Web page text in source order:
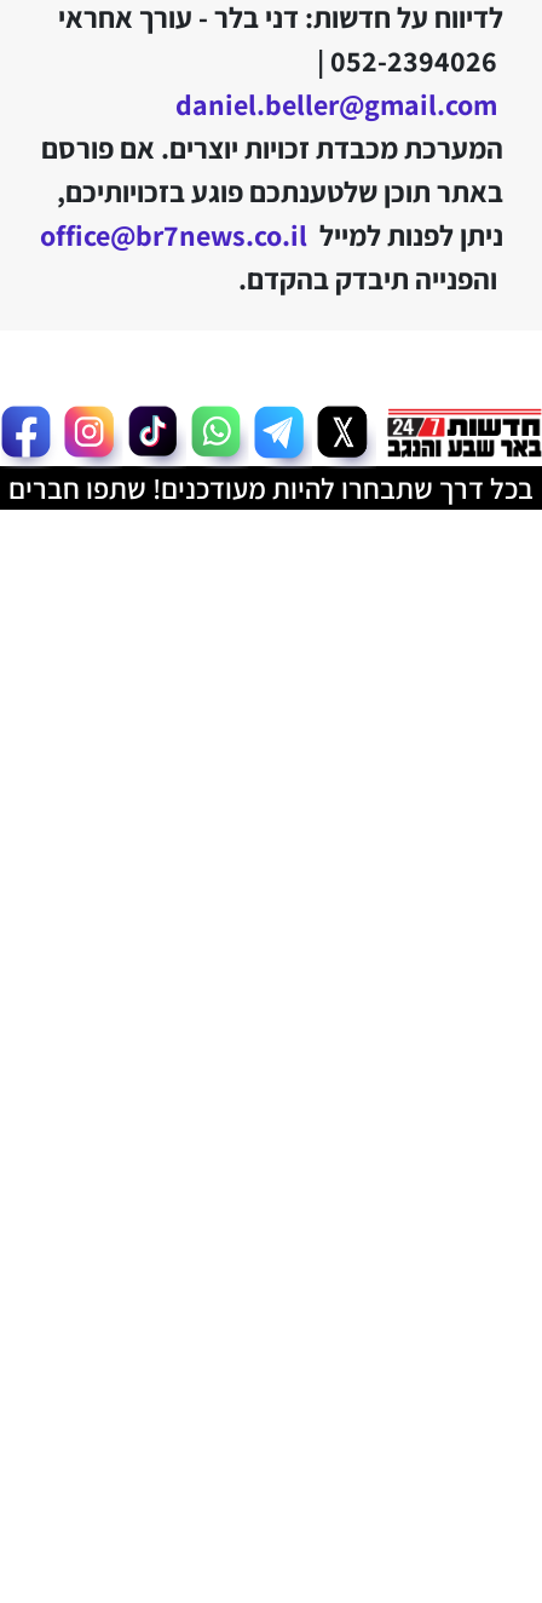
לדיווח על חדשות: דני בלר - עורך אחראי
052-2394026 |
daniel.beller@gmail.com
המערכת מכבדת זכויות יוצרים. אם פורסם
באתר תוכן שלטענתכם פוגע בזכויותיכם,
ניתן לפנות למיילoffice@br7news.co.il
והפנייה תיבדק בהקדם.
בכל דרך שתבחרו להיות מעודכנים! שתפו חברים